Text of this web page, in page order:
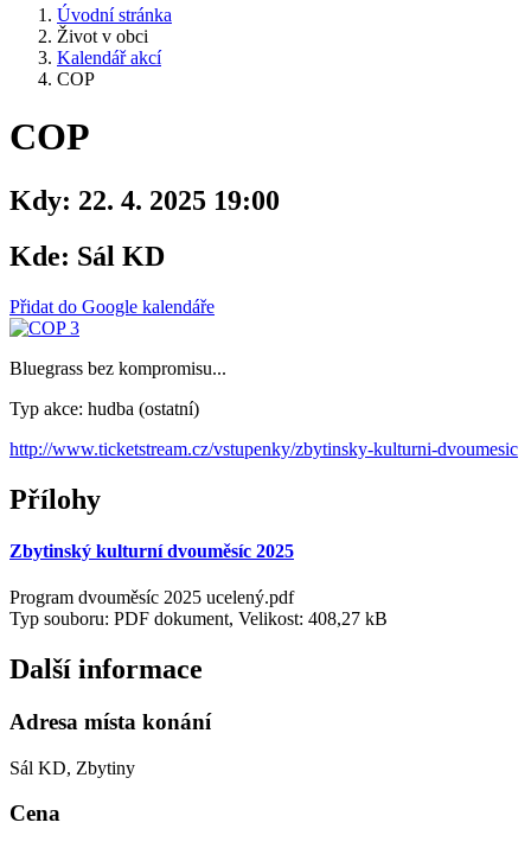
Úvodní stránka
Život v obci
Kalendář akcí
COP
COP
Kdy: 22. 4. 2025 19:00
Kde: Sál KD
Přidat do Google kalendáře
Bluegrass bez kompromisu...
Typ akce: hudba (ostatní)
http://www.ticketstream.cz/vstupenky/zbytinsky-kulturni-dvoumesic
Přílohy
Zbytinský kulturní dvouměsíc 2025
Program dvouměsíc 2025 ucelený.pdf
Typ souboru: PDF dokument, Velikost: 408,27 kB
Další informace
Adresa místa konání
Sál KD, Zbytiny
Cena